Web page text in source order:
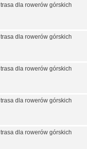
trasa dla rowerów górskich
trasa dla rowerów górskich
trasa dla rowerów górskich
trasa dla rowerów górskich
trasa dla rowerów górskich